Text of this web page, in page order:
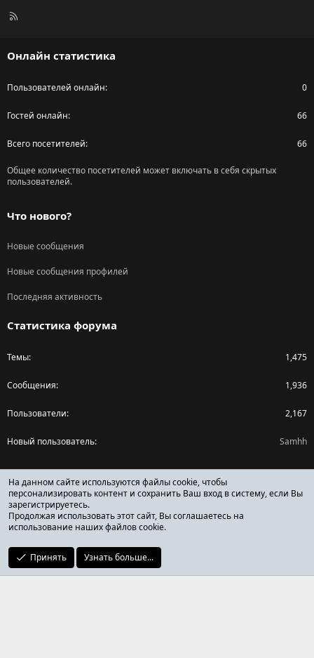
R
Онлайн статистика
Пользователей онлайн 0
Гостей онлайн 66
Всего посетителей 66
Общее количество посетителей может включать в себя скрытых
пользователей.
Что нового?
Новые сообщения
Новые сообщения профилей
Последняя активность
Статистика форума
Темы 1,475
Сообщения 1,936
Пользователи 2,167
Новый пользователь Samhh
Поделиться страницей
Facebook
X (Twitter)
Reddit
ОТЗЫВЫ ОНЛАЙН ФОРУМ
На данном сайте используются файлы cookie, чтобы
персонализировать контент и сохранить Ваш вход в систему, если Вы
зарегистрируетесь.
Продолжая использовать этот сайт, Вы соглашаетесь на
использование наших файлов cookie.
Принять Узнать больше...